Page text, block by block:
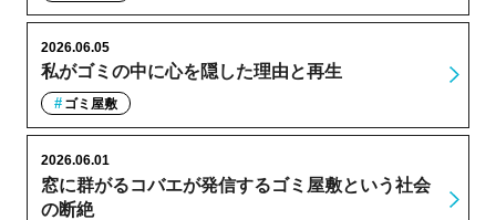
私がゴミの中に心を隠した理由と再生
2026.06.05
ゴミ屋敷
窓に群がるコバエが発信するゴミ屋敷という社会
の断絶
2026.06.01